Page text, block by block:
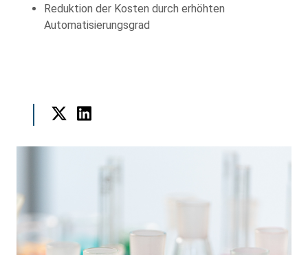
Reduktion der Kosten durch erhöhten
Automatisierungsgrad